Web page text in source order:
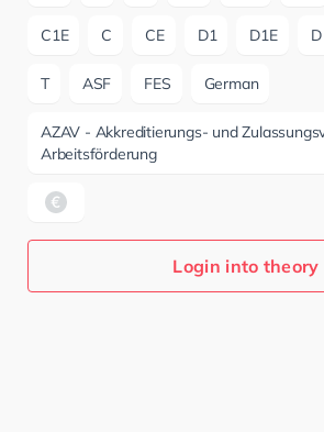
C1E C CE D1 D1E D
T ASF FES German
AZAV - Akkreditierungs- und
Arbeitsförderung
Login into theory